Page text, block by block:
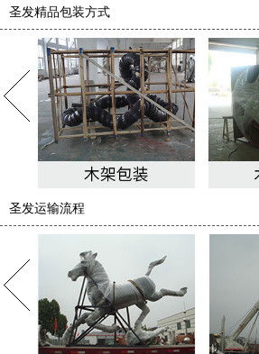
圣发精品包装方式
圣发运输流程